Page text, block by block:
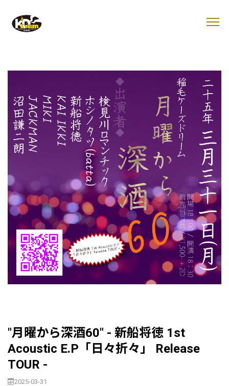
"月曜から深酒60" - 新船将徳 1st
Acoustic E.P「日々折々」 Release
TOUR -
2025-03-31